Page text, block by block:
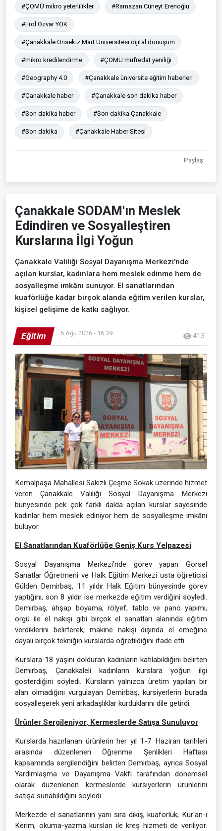
#ÇOMÜ mikro yeterlilikler #Ramazan Cüneyt Erenoğlu
#Erol Özvar YÖK
#Çanakkale Onsekiz Mart Üniversitesi dijital dönüşüm
#mikro kredilendirme #ÇOMÜ müfredat yeniliği
#Geography 4.0 #Çanakkale üniversite eğitim haberleri
#Çanakkale haber #Çanakkale son dakika haber
#Son dakika haber #Son dakika Çanakkale
#Son dakika #Çanakkale Haber Sitesi
Paylaş
Çanakkale SODAM'ın Meslek
Edindiren ve Sosyalleştiren
Kurslarına İlgi Yoğun
Çanakkale Valiliği Sosyal Dayanışma Merkezi'nde
açılan kurslar, kadınlara hem meslek edinme hem de
sosyalleşme imkânı sunuyor. El sanatlarından
kuaförlüğe kadar birçok alanda eğitim verilen kurslar,
kişisel gelişime de katkı sağlıyor.
Eğitim 5 Ağu 2026 - 16:39 413
Kemalpaşa Mahallesi Sakızlı Çeşme Sokak üzerinde hizmet
veren Çanakkale Valiliği Sosyal Dayanışma Merkezi
bünyesinde pek çok farklı dalda açılan kurslar sayesinde
kadınlar hem meslek ediniyor hem de sosyalleşme imkânı
buluyor.
El Sanatlarından Kuaförlüğe Geniş Kurs Yelpazesi
Sosyal Dayanışma Merkezi'nde görev yapan Görsel
Sanatlar Öğretmeni ve Halk Eğitim Merkezi usta öğreticisi
Gülden Demirbaş, 11 yıldır Halk Eğitim bünyesinde görev
yaptığını, son 8 yıldır ise merkezde eğitim verdiğini söyledi.
Demirbaş, ahşap boyama, rölyef, tablo ve pano yapımı,
örgü ile el nakışı gibi birçok el sanatları alanında eğitim
verdiklerini belirterek, makine nakışı dışında el emeğine
dayalı birçok tekniğin kurslarda öğretildiğini ifade etti.
Kurslara 18 yaşını dolduran kadınların katılabildiğini belirten
Demirbaş, Çanakkaleli kadınların kurslara yoğun ilgi
gösterdiğini söyledi. Kursların yalnızca üretim yapılan bir
alan olmadığını vurgulayan Demirbaş, kursiyerlerin burada
sosyalleşerek yeni arkadaşlıklar kurduklarını dile getirdi.
Ürünler Sergileniyor, Kermeslerde Satışa Sunuluyor
Kurslarda hazırlanan ürünlerin her yıl 1-7 Haziran tarihleri
arasında düzenlenen Öğrenme Şenlikleri Haftası
kapsamında sergilendiğini belirten Demirbaş, ayrıca Sosyal
Yardımlaşma ve Dayanışma Vakfı tarafından dönemsel
olarak düzenlenen kermeslerde kursiyerlerin ürünlerini
satışa sunabildiğini söyledi.
Merkezde el sanatlarının yanı sıra dikiş, kuaförlük, Kur'an-ı
Kerim, okuma-yazma kursları ile kreş hizmeti de veriliyor.